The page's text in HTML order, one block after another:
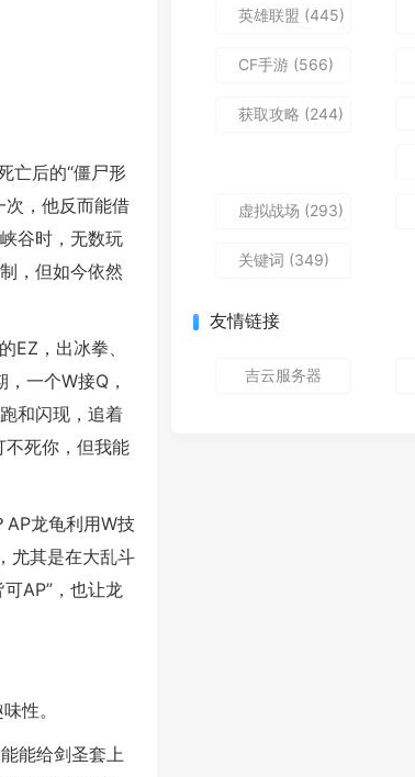
亡后的“僵尸形
次，他反而能借
谷时，无数玩
，但如今依然
EZ，出冰拳、
一个W接Q，
和闪现，追着
不死你，但我能
龙龟利用W技
尤其是在大乱斗
AP”，也让龙
性。
能给剑圣套上
英雄联盟 (445)
CF手游 (566)
获取攻略 (244)
虚拟战场 (293)
关键词 (349)
友情链接
吉云服务器